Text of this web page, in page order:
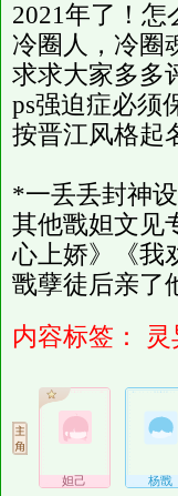
2021年了！
冷圈人，冷圈
求求大家多多
ps强迫症必须
按晋江风格起
*一丢丢封神
其他戬妲文见
心上娇》《我
戬孽徒后亲了
内容标签：
妲己 杨戬